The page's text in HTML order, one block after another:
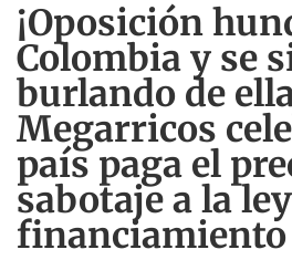
¡Oposición
Colombia y se
burlando de
Megarricos
país paga el
sabotaje a la
financiamiento